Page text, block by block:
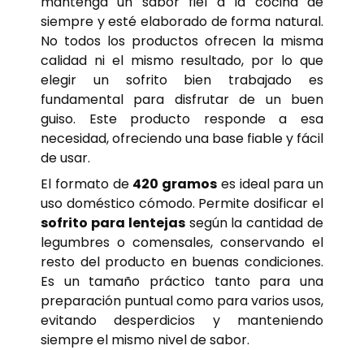
siempre y esté elaborado de forma natural.
No todos los productos ofrecen la misma
calidad ni el mismo resultado, por lo que
elegir un sofrito bien trabajado es
fundamental para disfrutar de un buen
guiso. Este producto responde a esa
necesidad, ofreciendo una base fiable y fácil
de usar.
El formato de 420 gramos es ideal para un
uso doméstico cómodo. Permite dosificar el
sofrito para lentejassegún la cantidad de
legumbres o comensales, conservando el
resto del producto en buenas condiciones.
Es un tamaño práctico tanto para una
preparación puntual como para varios usos,
evitando desperdicios y manteniendo
siempre el mismo nivel de sabor.